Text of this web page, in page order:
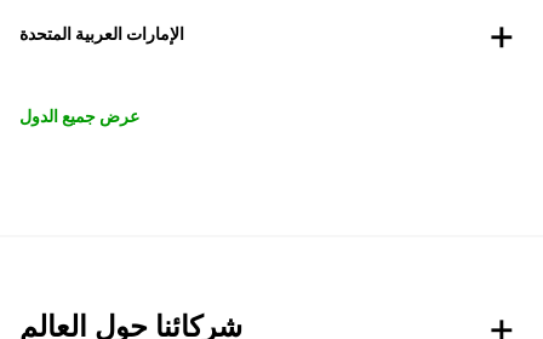
الإمارات العربية المتحدة
عرض جميع الدول
شركائنا حول العالم